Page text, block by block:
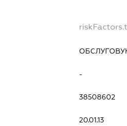
-
38508602
20.01.13